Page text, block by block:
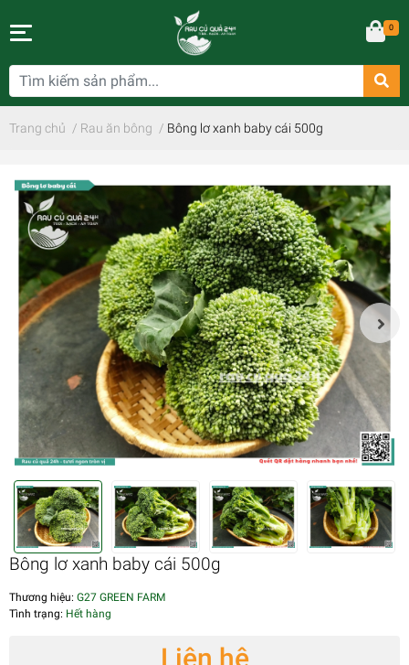
0
Trang chủ / Rau ăn bông / Bông lơ xanh baby cái 500g
Bông lơ xanh baby cái 500g
Thương hiệu: G27 GREEN FARM
Tình trạng: Hết hàng
Liên hệ